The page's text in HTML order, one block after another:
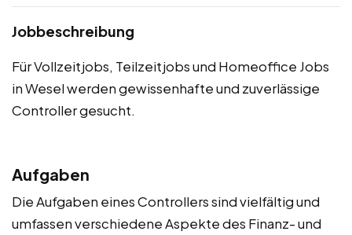
Jobbeschreibung
Für Vollzeitjobs, Teilzeitjobs und Homeoffice Jobs
in Wesel werden gewissenhafte und zuverlässige
Controller gesucht.
Aufgaben
Die Aufgaben eines Controllers sind vielfältig und
umfassen verschiedene Aspekte des Finanz- und